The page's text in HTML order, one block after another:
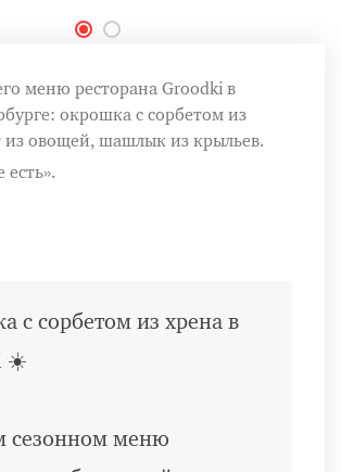
меню ресторана Groodki в
окрошка с сорбетом из
из овощей, шашлык из крыльев.
есть».
с сорбетом из хрена в
☀️
сезонном меню